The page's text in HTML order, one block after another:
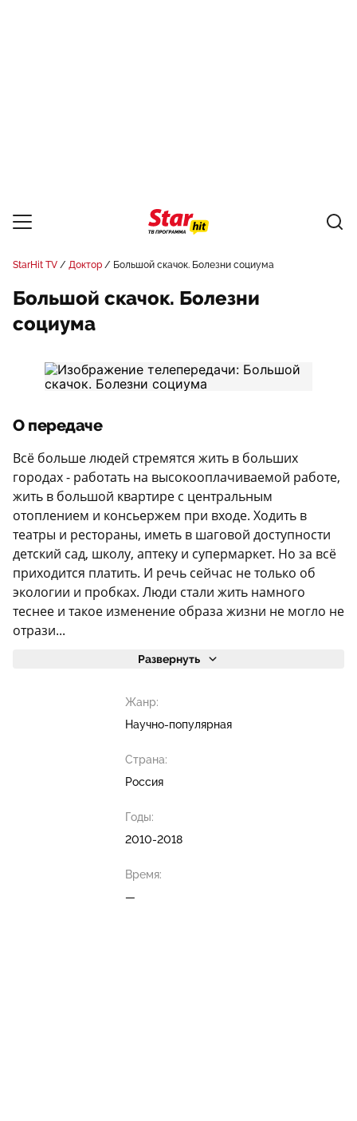
StarHit TV Доктор Большой скачок. Болезни социума
Большой скачок. Болезни
социума
О передаче
Всё больше людей стремятся жить в больших
городах - работать на высокооплачиваемой работе,
жить в большой квартире с центральным
отоплением и консьержем при входе. Ходить в
театры и рестораны, иметь в шаговой доступности
детский сад, школу, аптеку и супермаркет. Но за всё
приходится платить. И речь сейчас не только об
экологии и пробках. Люди стали жить намного
теснее и такое изменение образа жизни не могло не
отрази...
Развернуть
Жанр:
Научно-популярная
Страна:
Россия
Годы:
2010-2018
Время:
—